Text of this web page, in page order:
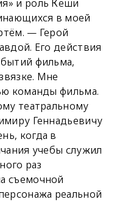
и роль Кеши
в моей
— Герой
Его действия
фильма,
Мне
команды фильма.
театральному
Геннадьевичу
когда в
учебы служил
раз
съемочной
реальной